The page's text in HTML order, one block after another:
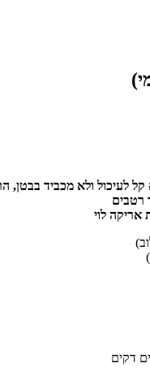
לעיכול ולא מכביד בבטן,
רטבים
אריקה לוי